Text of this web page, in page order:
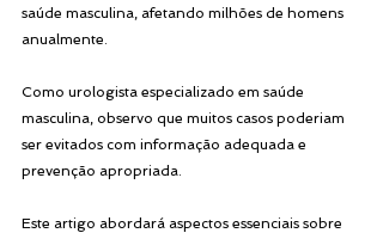
saúde masculina, afetando milhões de homens
anualmente.
Como urologista especializado em saúde
masculina, observo que muitos casos poderiam
ser evitados com informação adequada e
prevenção apropriada.
Este artigo abordará aspectos essenciais sobre